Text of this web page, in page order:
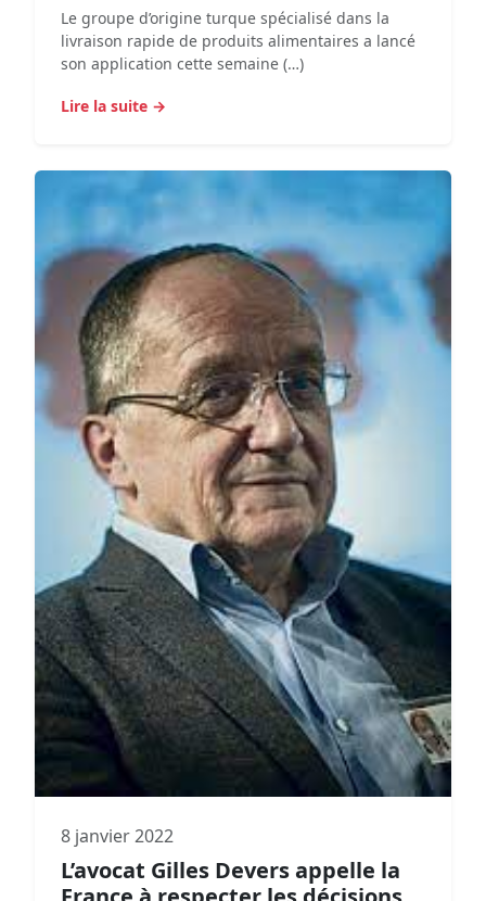
Le groupe d’origine turque spécialisé dans la
livraison rapide de produits alimentaires a lancé
son application cette semaine (…)
Lire la suite →
8 janvier 2022
L’avocat Gilles Devers appelle la